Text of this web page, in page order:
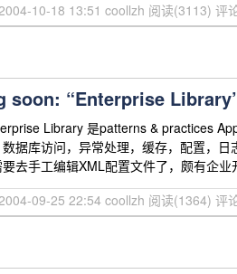
10-18 13:51 coollzh 阅读(3113) 评
soon: “Enterprise
Library 是patterns & practices
据库访问，异常处理，缓存，配置，
去手工编辑XML配置文件了，颇有企业
09-25 22:54 coollzh 阅读(1364) 评